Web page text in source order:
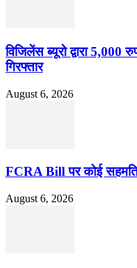
विजिलेंस ब्यूरो द्वारा 5,000
गिरफ्तार
August 6, 2026
FCRA Bill पर कोई सहमति
August 6, 2026